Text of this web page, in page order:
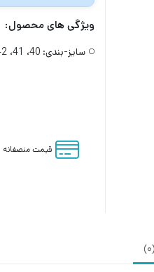
ویژگی های محصول:
سایز-بندی: 40، 41، 42، 43، 44، 45
قیمت منصفانه